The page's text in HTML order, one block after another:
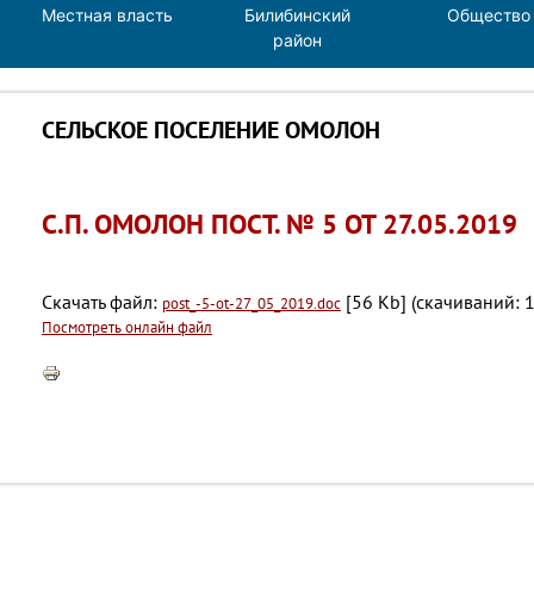
Местная власть
Билибинский
район
Общество
СЕЛЬСКОЕ ПОСЕЛЕНИЕ ОМОЛОН
С.П. ОМОЛОН ПОСТ. № 5 ОТ 27.05.2019
Скачать файл: post_-5-ot-27_05_2019.doc [56 Kb] (cкачиваний:
Посмотреть онлайн файл